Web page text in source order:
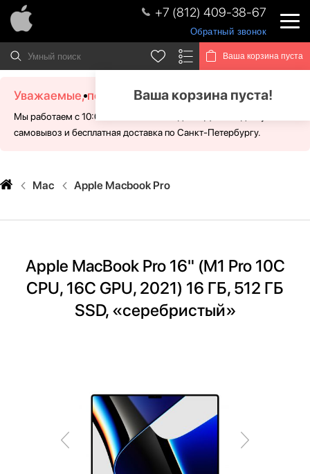
+7 (812) 409-38-67
Обратный звонок
Ваша корзина пуста
Ваша корзина пуста!
Уважаемые, посетители!
Мы работаем с 10:00 - 21:00 без выходных. Для Вас доступен
самовывоз и бесплатная доставка по Санкт-Петербургу.
Mac Apple Macbook Pro
Apple MacBook Pro 16" (M1 Pro 10C
CPU, 16C GPU, 2021) 16 ГБ, 512 ГБ
SSD, «серебристый»